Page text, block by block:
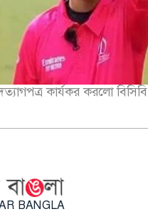
কার্যকর করলো বিসিবি
BANGLA